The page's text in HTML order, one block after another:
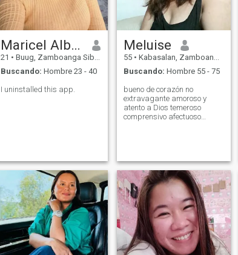
Maricel Alberio
21 • Buug, Zamboanga Sibugay, Filipinas
Buscando: Hombre 23 - 40
I uninstalled this app.
Meluise
55 • Kabasalan, Zamboanga Sibugay, Filipinas
Buscando: Hombre 55 - 75
bueno de corazón no
extravagante amoroso y
atento a Dios temeroso
comprensivo afectuoso